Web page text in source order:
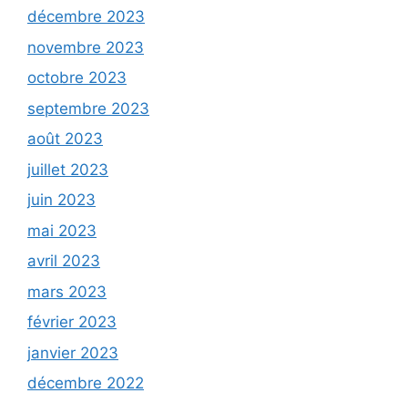
décembre 2023
novembre 2023
octobre 2023
septembre 2023
août 2023
juillet 2023
juin 2023
mai 2023
avril 2023
mars 2023
février 2023
janvier 2023
décembre 2022